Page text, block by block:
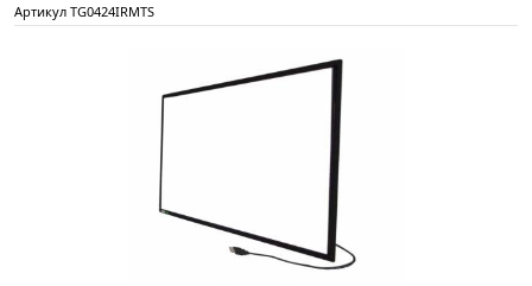
Артикул TG0424IRMTS